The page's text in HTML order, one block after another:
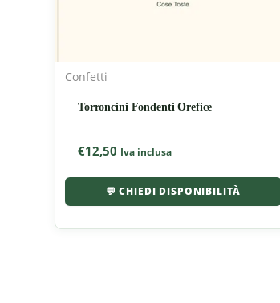
Confetti
Torroncini Fondenti Orefice
€12,50 Iva inclusa
💬 CHIEDI DISPONIBILITÀ